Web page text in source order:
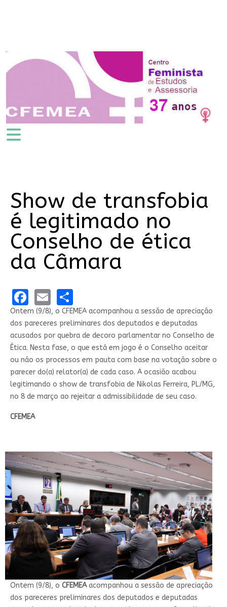
Show de transfobia
é legitimado no
Conselho de ética
da Câmara
Facebook
EmailShare
Ontem (9/8), o CFEMEA acompanhou a sessão de apreciação
dos pareceres preliminares dos deputados e deputadas
acusados por quebra de decoro parlamentar no Conselho de
Ética. Nesta fase, o que está em jogo é o Conselho aceitar
ou não os processos em pauta com base na votação sobre o
parecer do(a) relator(a) de cada caso. A ocasião acabou
legitimando o show de transfobia de Nikolas Ferreira, PL/MG,
no 8 de março ao rejeitar a admissibilidade de seu caso.
CFEMEA
Ontem (9/8), o CFEMEAacompanhou a sessão de apreciação
dos pareceres preliminares dos deputados e deputadas